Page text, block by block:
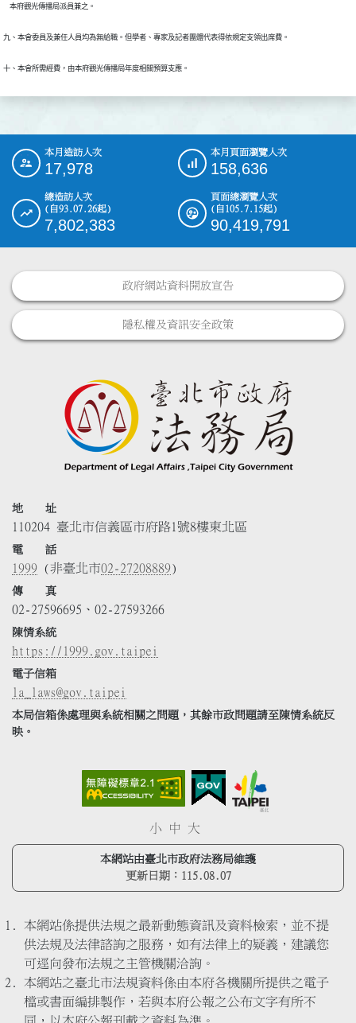
    本府觀光傳播局派員兼之。
九、本會委員及兼任人員均為無給職。但學者、專家及記者團體代表得依規定支領出席費。
十、本會所需經費，由本府觀光傳播局年度相關預算支應。
::: 本月造訪人次
17,978
本月頁面瀏覽人次
158,636
總造訪人次
(自93.07.26起)
7,802,383
頁面總瀏覽人次
(自105.7.15起)
90,419,791
政府網站資料開放宣告
隱私權及資訊安全政策
地 址
110204 臺北市信義區市府路1號8樓東北區
電 話
1999 (非臺北市02-27208889)
傳 真
02-27596695、02-27593266
陳情系統
https://1999.gov.taipei
電子信箱
la_laws@gov.taipei
本局信箱係處理與系統相關之問題，其餘市政問題請至陳情系統反
映。
小 中 大
本網站由臺北市政府法務局維護
更新日期： 115.08.07
本網站係提供法規之最新動態資訊及資料檢索，並不提
供法規及法律諮詢之服務，如有法律上的疑義，建議您
可逕向發布法規之主管機關洽詢。
本網站之臺北市法規資料係由本府各機關所提供之電子
檔或書面編排製作，若與本府公報之公布文字有所不
同，以本府公報刊載之資料為準。